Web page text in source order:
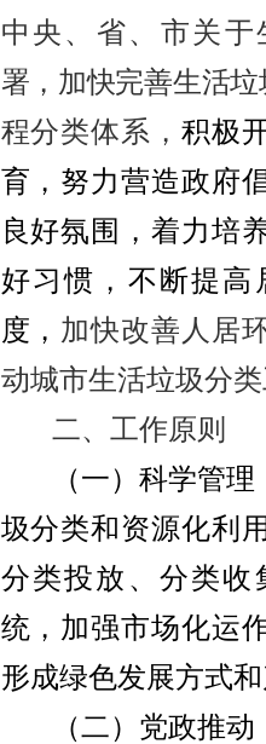
中央、省、市关于
署，加快完善生活
程分类体系，积极
育，努力营造政府
良好氛围，着力培
好习惯，不断提
度， 加快改善人居
动城市生活垃圾分
二、工作原则
（一）科学管
圾分类和资源化利
分类投放、分类收
统，加强市场化运
形成绿色发展方式
（二）党政推